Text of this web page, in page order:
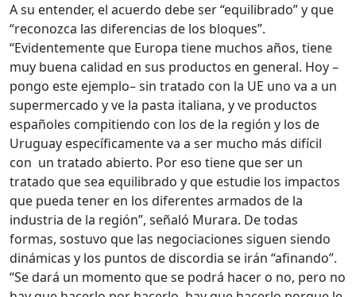
A su entender, el acuerdo debe ser “equilibrado” y que
“reconozca las diferencias de los bloques”.
“Evidentemente que Europa tiene muchos años, tiene
muy buena calidad en sus productos en general. Hoy –
pongo este ejemplo– sin tratado con la UE uno va a un
supermercado y ve la pasta italiana, y ve productos
españoles compitiendo con los de la región y los de
Uruguay específicamente va a ser mucho más difícil
con un tratado abierto. Por eso tiene que ser un
tratado que sea equilibrado y que estudie los impactos
que pueda tener en los diferentes armados de la
industria de la región”, señaló Murara. De todas
formas, sostuvo que las negociaciones siguen siendo
dinámicas y los puntos de discordia se irán “afinando”.
“Se dará un momento que se podrá hacer o no, pero no